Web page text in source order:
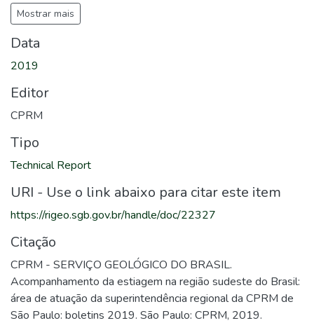
Mostrar mais
Data
2019
Editor
CPRM
Tipo
Technical Report
URI - Use o link abaixo para citar este item
https://rigeo.sgb.gov.br/handle/doc/22327
Citação
CPRM - SERVIÇO GEOLÓGICO DO BRASIL.
Acompanhamento da estiagem na região sudeste do Brasil:
área de atuação da superintendência regional da CPRM de
São Paulo: boletins 2019. São Paulo: CPRM, 2019.